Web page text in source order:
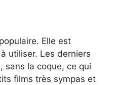
Elle est
utiliser. Les derniers
sans la coque, ce qui
films très sympas et